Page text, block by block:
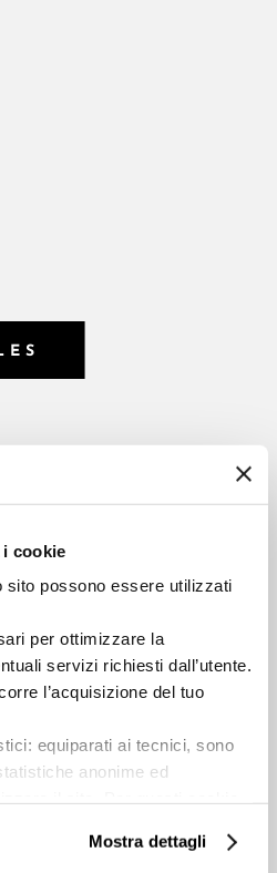
cookie
sito possono essere utilizzati
per ottimizzare la
servizi richiesti dall’utente.
l’acquisizione del tuo
equiparati ai tecnici, sono
anonime ed
marketing: sono utilizzati, solo
Mostra dettagli
GEA
and industrial